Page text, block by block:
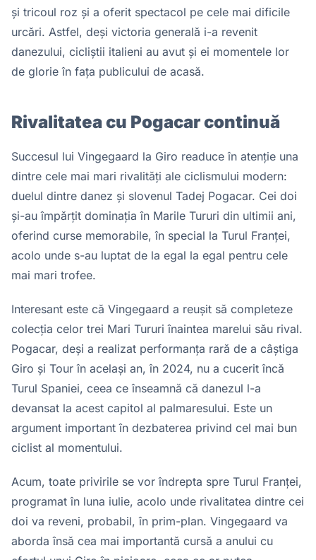
și tricoul roz și a oferit spectacol pe cele mai dificile
urcări. Astfel, deși victoria generală i-a revenit
danezului, cicliștii italieni au avut și ei momentele lor
de glorie în fața publicului de acasă.
Rivalitatea cu Pogacar continuă
Succesul lui Vingegaard la Giro readuce în atenție una
dintre cele mai mari rivalități ale ciclismului modern:
duelul dintre danez și slovenul Tadej Pogacar. Cei doi
și-au împărțit dominația în Marile Tururi din ultimii ani,
oferind curse memorabile, în special la Turul Franței,
acolo unde s-au luptat de la egal la egal pentru cele
mai mari trofee.
Interesant este că Vingegaard a reușit să completeze
colecția celor trei Mari Tururi înaintea marelui său rival.
Pogacar, deși a realizat performanța rară de a câștiga
Giro și Tour în același an, în 2024, nu a cucerit încă
Turul Spaniei, ceea ce înseamnă că danezul l-a
devansat la acest capitol al palmaresului. Este un
argument important în dezbaterea privind cel mai bun
ciclist al momentului.
Acum, toate privirile se vor îndrepta spre Turul Franței,
programat în luna iulie, acolo unde rivalitatea dintre cei
doi va reveni, probabil, în prim-plan. Vingegaard va
aborda însă cea mai importantă cursă a anului cu